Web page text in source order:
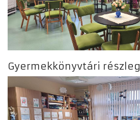
Gyermekkönyvtári részleg